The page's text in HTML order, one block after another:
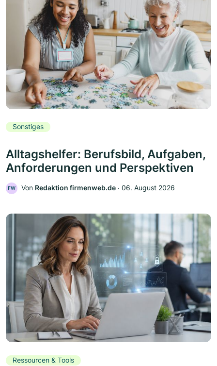
Sonstiges
Alltagshelfer: Berufsbild, Aufgaben,
Anforderungen und Perspektiven
FW Von Redaktion firmenweb.de ‧ 06. August 2026
Ressourcen & Tools